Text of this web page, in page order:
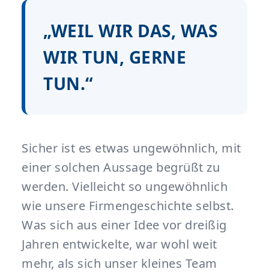
„WEIL WIR DAS, WAS
WIR TUN, GERNE
TUN.“
Sicher ist es etwas ungewöhnlich, mit
einer solchen Aussage begrüßt zu
werden. Vielleicht so ungewöhnlich
wie unsere Firmengeschichte selbst.
Was sich aus einer Idee vor dreißig
Jahren entwickelte, war wohl weit
mehr, als sich unser kleines Team